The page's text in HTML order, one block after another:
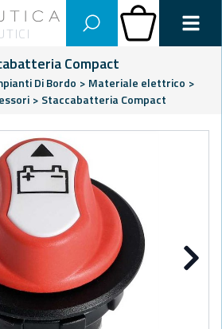
Carrello
Compact
Di Bordo > Materiale elettrico >
> Staccabatteria Compact